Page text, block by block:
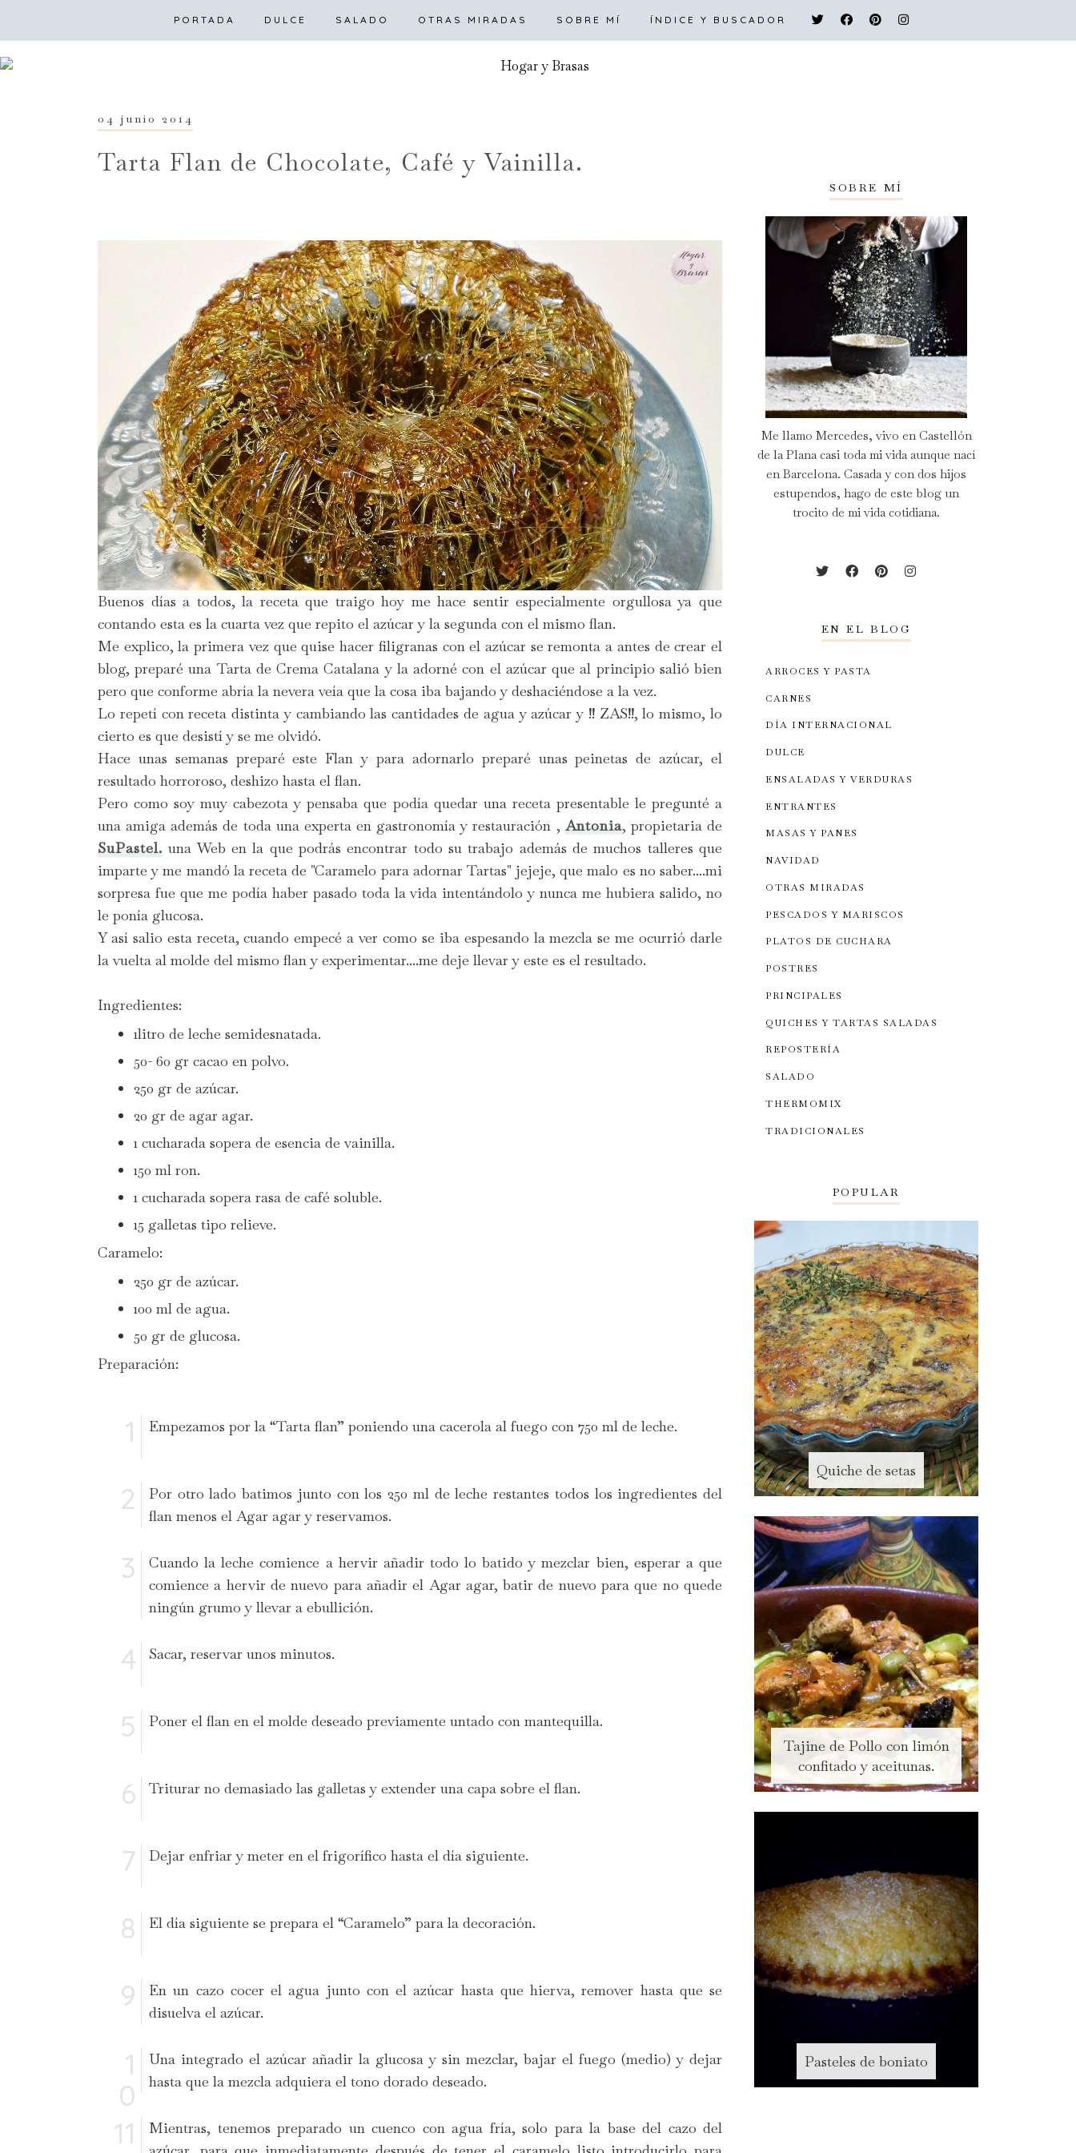
PORTADA DULCE SALADO OTRAS MIRADAS SOBRE MÍ ÍNDICE Y BUSCADOR
PORTADA DULCE SALADO OTRAS MIRADAS SOBRE MÍ ÍNDICE Y BUSCADOR
04 junio 2014
Tarta Flan de Chocolate, Café y Vainilla.
Buenos días a todos, la receta que traigo hoy me hace sentir especialmente orgullosa ya que
contando esta es la cuarta vez que repito el azúcar y la segunda con el mismo flan.
Me explico, la primera vez que quise hacer filigranas con el azúcar se remonta a antes de crear el
blog, preparé una Tarta de Crema Catalana y la adorné con el azúcar que al principio salió bien
pero que conforme abría la nevera veía que la cosa iba bajando y deshaciéndose a la vez.
Lo repetí con receta distinta y cambiando las cantidades de agua y azúcar y !! ZAS!!, lo mismo, lo
cierto es que desistí y se me olvidó.
Hace unas semanas preparé este Flan y para adornarlo preparé unas peinetas de azúcar, el
resultado horroroso, deshizo hasta el flan.
Pero como soy muy cabezota y pensaba que podía quedar una receta presentable le pregunté a
una amiga además de toda una experta en gastronomía y restauración , Antonia, propietaria de
SuPastel. una Web en la que podrás encontrar todo su trabajo además de muchos talleres que
imparte y me mandó la receta de "Caramelo para adornar Tartas" jejeje, que malo es no saber....mi
sorpresa fue que me podía haber pasado toda la vida intentándolo y nunca me hubiera salido, no
le ponía glucosa.
Y así salio esta receta, cuando empecé a ver como se iba espesando la mezcla se me ocurrió darle
la vuelta al molde del mismo flan y experimentar....me deje llevar y este es el resultado.
Ingredientes:
1litro de leche semidesnatada.
50- 60 gr cacao en polvo.
250 gr de azúcar.
20 gr de agar agar.
1 cucharada sopera de esencia de vainilla.
150 ml ron.
1 cucharada sopera rasa de café soluble.
15 galletas tipo relieve.
Caramelo:
250 gr de azúcar.
100 ml de agua.
50 gr de glucosa.
Preparación:
Empezamos por la “Tarta flan” poniendo una cacerola al fuego con 750 ml de leche.
Por otro lado batimos junto con los 250 ml de leche restantes todos los ingredientes del
flan menos el Agar agar y reservamos.
Cuando la leche comience a hervir añadir todo lo batido y mezclar bien, esperar a que
comience a hervir de nuevo para añadir el Agar agar, batir de nuevo para que no quede
ningún grumo y llevar a ebullición.
Sacar, reservar unos minutos.
Poner el flan en el molde deseado previamente untado con mantequilla.
Triturar no demasiado las galletas y extender una capa sobre el flan.
Dejar enfriar y meter en el frigorífico hasta el día siguiente.
El día siguiente se prepara el “Caramelo” para la decoración.
En un cazo cocer el agua junto con el azúcar hasta que hierva, remover hasta que se
disuelva el azúcar.
Una integrado el azúcar añadir la glucosa y sin mezclar, bajar el fuego (medio) y dejar
hasta que la mezcla adquiera el tono dorado deseado.
Mientras, tenemos preparado un cuenco con agua fría, solo para la base del cazo del
SOBRE MÍ
Me llamo Mercedes, vivo en Castellón
de la Plana casi toda mi vida aunque nací
en Barcelona. Casada y con dos hijos
estupendos, hago de este blog un
trocito de mi vida cotidiana.
EN EL BLOG
ARROCES Y PASTA
CARNES
DÍA INTERNACIONAL
DULCE
ENSALADAS Y VERDURAS
ENTRANTES
MASAS Y PANES
NAVIDAD
OTRAS MIRADAS
PESCADOS Y MARISCOS
PLATOS DE CUCHARA
POSTRES
PRINCIPALES
QUICHES Y TARTAS SALADAS
REPOSTERÍA
SALADO
THERMOMIX
TRADICIONALES
POPULAR
Quiche de setas
Tajine de Pollo con limón
confitado y aceitunas.
Pasteles de boniato